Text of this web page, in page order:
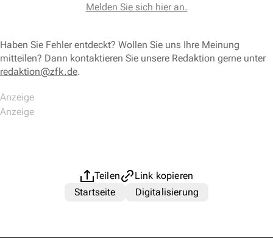
Melden Sie sich hier an.
Haben Sie Fehler entdeckt? Wollen Sie uns Ihre Meinung
mitteilen? Dann kontaktieren Sie unsere Redaktion gerne unter
redaktion@zfk.de.
Teilen
Link kopieren
Startseite
Digitalisierung